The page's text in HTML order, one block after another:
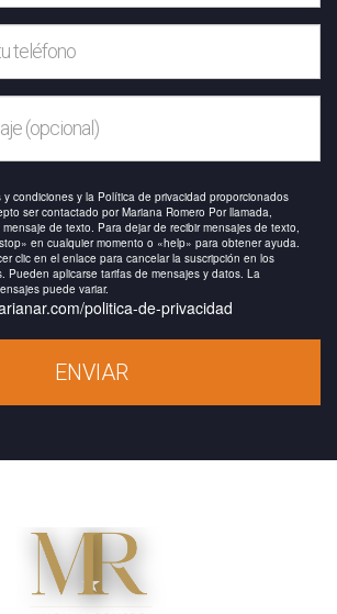
y condiciones y la Política de privacidad proporcionados
ser contactado por Mariana Romero Por llamada,
de texto. Para dejar de recibir mensajes de texto,
en cualquier momento o «help» para obtener ayuda.
clic en el enlace para cancelar la suscripción en los
Pueden aplicarse tarifas de mensajes y datos. La
puede variar.
politica-de-privacidad
ENVIAR